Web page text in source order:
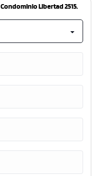
Condominio Libertad 2515.